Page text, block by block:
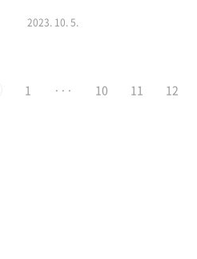
낙방한 작품이 있다면 주최측의 요구사항
수를 요구하는 게 보통인데, 시크노블 공
2023. 10. 5.
1 ··· 10 11 12